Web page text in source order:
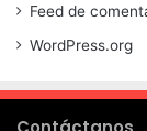
Feed de
WordPress.org